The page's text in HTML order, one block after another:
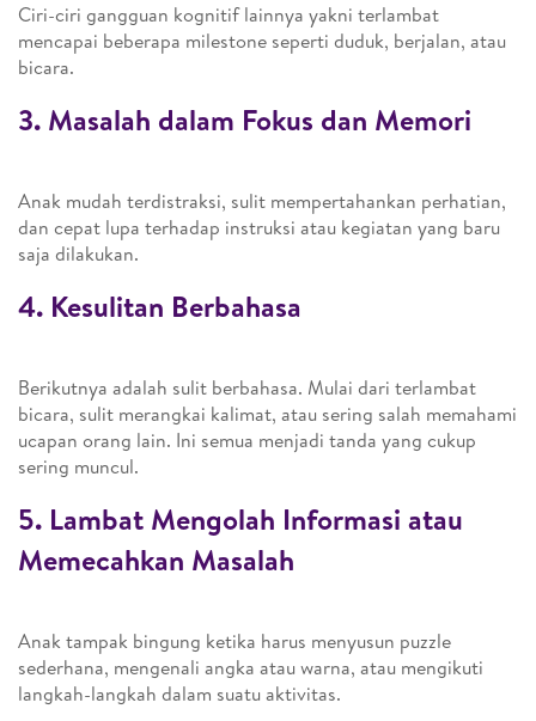
Ciri-ciri gangguan kognitif lainnya yakni terlambat
mencapai beberapa milestone seperti duduk, berjalan, atau
bicara.
3. Masalah dalam Fokus dan Memori
Anak mudah terdistraksi, sulit mempertahankan perhatian,
dan cepat lupa terhadap instruksi atau kegiatan yang baru
saja dilakukan.
4. Kesulitan Berbahasa
Berikutnya adalah sulit berbahasa. Mulai dari terlambat
bicara, sulit merangkai kalimat, atau sering salah memahami
ucapan orang lain. Ini semua menjadi tanda yang cukup
sering muncul.
5. Lambat Mengolah Informasi atau
Memecahkan Masalah
Anak tampak bingung ketika harus menyusun puzzle
sederhana, mengenali angka atau warna, atau mengikuti
langkah-langkah dalam suatu aktivitas.